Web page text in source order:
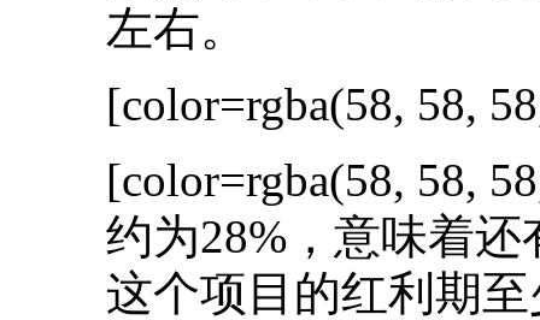
左右。
[color=rgba(58, 58,
[color=rgba(58, 58,
约为28%，意味着
这个项目的红利期